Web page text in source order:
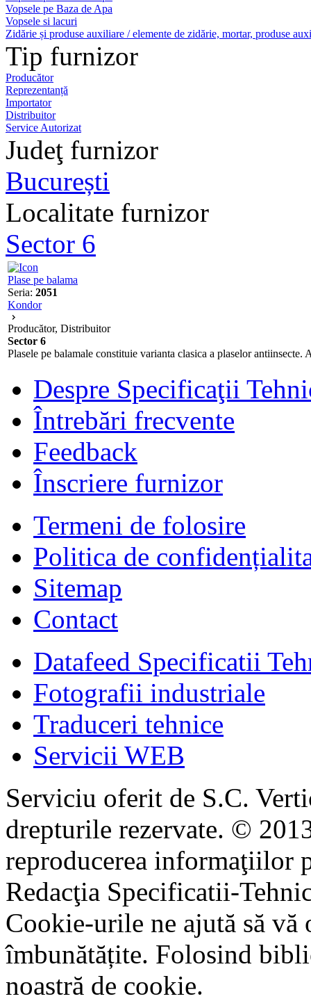
Vopsele pe Baza de Apa
Vopsele si lacuri
Zidărie și produse auxiliare / elemente de zidărie, mortar, produse
Tip furnizor
Producător
Reprezentanță
Importator
Distribuitor
Service Autorizat
Judeţ furnizor
București
Localitate furnizor
Sector 6
Plase pe balama
Seria: 2051
Kondor
Producător, Distribuitor
Sector 6
Plasele pe balamale constituie varianta clasica a plaselor
Despre Specificaţii
Întrebări frecvente
Feedback
Înscriere furnizor
Termeni de folosire
Politica de
Sitemap
Contact
Datafeed Specificatii
Fotografii industriale
Traduceri tehnice
Servicii WEB
Serviciu oferit de S.C.
drepturile rezervate. ©
reproducerea informaţiilor
Redacţia Specificatii-
Cookie-urile ne ajută să
îmbunătățite. Folosind
noastră de cookie.